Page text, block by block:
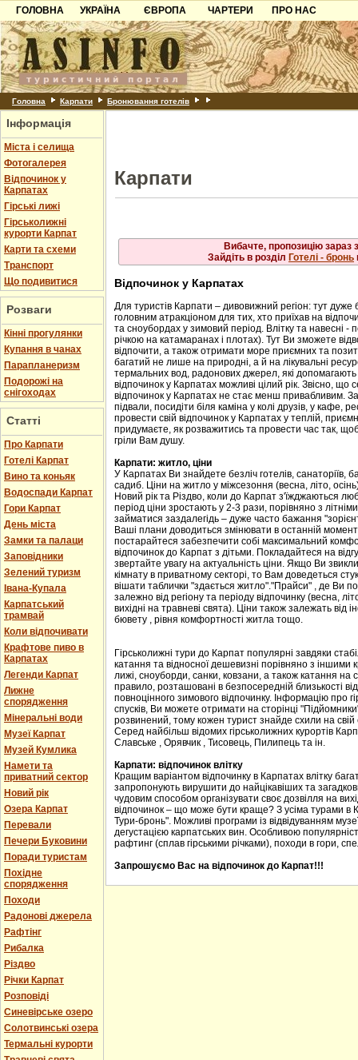
ГОЛОВНА
УКРАЇНА
Карпати
Азов
Причорноморря
Шацьк
ЄВРОПА
Чорногорія
Хорватія
Болгарія
Албанія
ЧАРТЕРИ
ПРО НАС
Контакти
Партнерам
Додати готель
Головна Карпати Бронювання готелів
Інформація
Міста і селища
Фотогалерея
Відпочинок у
Карпатах
Гірські лижі
Гірськолижні
курорти Карпат
Карти та схеми
Транспорт
Що подивитися
Розваги
Кінні прогулянки
Купання в чанах
Парапланеризм
Подорожі на
снігоходах
Статті
Про Карпати
Готелі Карпат
Вино та коньяк
Водоспади Карпат
Гори Карпат
День міста
Замки та палаци
Заповідники
Зелений туризм
Івана-Купала
Карпатський
трамвай
Коли відпочивати
Крафтове пиво в
Карпатах
Легенди Карпат
Лижне
спорядження
Мінеральні води
Музеї Карпат
Музей Кумлика
Намети та
приватний сектор
Новий рік
Озера Карпат
Перевали
Печери Буковини
Поради туристам
Похідне
спорядження
Походи
Радонові джерела
Рафтінг
Рибалка
Різдво
Річки Карпат
Розповіді
Синевірське озеро
Солотвинські озера
Термальні курорти
Карпати
Вибачте, пропозицію зараз
Зайдіть в розділ Готелі - бронь
Відпочинок у Карпатах
Для туристів Карпати – дивовижний регіон: тут дуже
головним атракціоном для тих, хто приїхав на
та сноубордах у зимовий період. Влітку та навесні
річкою на катамаранах і плотах). Тут Ви зможете
відпочити, а також отримати море приємних та
багатий не лише на природні, а й на лікувальні
термальних вод, радонових джерел, які допомагають
відпочинок у Карпатах можливі цілий рік. Звісно, що
відпочинок у Карпатах не стає менш привабливим.
підвали, посидіти біля каміна у колі друзів, у кафе,
провести свій відпочинок у Карпатах у теплій,
придумаєте, як розважитись та провести час так,
гріли Вам душу.
Карпати: житло, ціни
У Карпатах Ви знайдете безліч готелів, санаторіїв,
садиб. Ціни на житло у міжсезоння (весна, літо,
Новий рік та Різдво, коли до Карпат з'їжджаються
період ціни зростають у 2-3 рази, порівняно з
займатися заздалегідь – дуже часто бажання
Ваші плани доводиться змінювати в останній
постарайтеся забезпечити собі максимальний
відпочинок до Карпат з дітьми. Покладайтеся на
звертайте увагу на актуальність ціни. Якщо Ви
кімнату в приватному секторі, то Вам доведеться
вішати таблички "здається житло"."Прайси" , де Ви
залежно від регіону та періоду відпочинку (весна,
вихідні на травневі свята). Ціни також залежать від
бювету , рівня комфортності житла тощо.
Гірськолижні тури до Карпат популярні завдяки
катання та відносної дешевизні порівняно з
лижі, сноуборди, санки, ковзани, а також катання на
правило, розташовані в безпосередній близькості
повноцінного зимового відпочинку. Інформацію про
спусків, Ви можете отримати на сторінці
розвинений, тому кожен турист знайде схили на свій
Серед найбільш відомих гірськолижних курортів
Славське , Орявчик , Тисовець, Пилипець та ін.
Карпати: відпочинок влітку
Кращим варіантом відпочинку в Карпатах влітку
запропонують вирушити до найцікавіших та
чудовим способом організувати своє дозвілля на
відпочинок – що може бути краще? З усіма турами в
Тури-бронь". Можливі програми із відвідуванням
дегустацією карпатських вин. Особливою
рафтинг (сплав гірськими річками), походи в гори,
Запрошуємо Вас на відпочинок до Карпат!!!
Рахів
Свалява
Ужгород
Чинадійово
Шаян
Ясіня
Львів